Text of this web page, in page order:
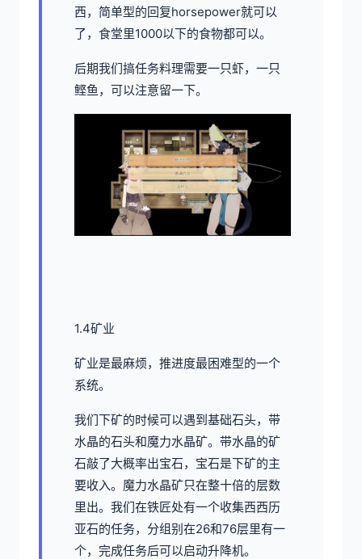
西，简单型的回复horsepower就可以
了，食堂里1000以下的食物都可以。
后期我们搞任务料理需要一只虾，一只
鲣鱼，可以注意留一下。
1.4矿业
矿业是最麻烦，推进度最困难型的一个
系统。
我们下矿的时候可以遇到基础石头，带
水晶的石头和魔力水晶矿。带水晶的矿
石敲了大概率出宝石，宝石是下矿的主
要收入。魔力水晶矿只在整十倍的层数
里出。我们在铁匠处有一个收集西西历
亚石的任务，分组别在26和76层里有一
个，完成任务后可以启动升降机。